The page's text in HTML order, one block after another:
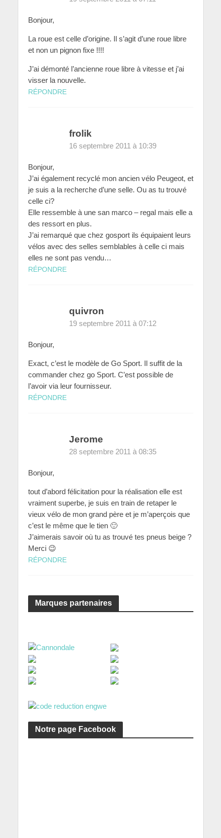
Bonjour,
La roue est celle d’origine. Il s’agit d’une roue libre
et non un pignon fixe !!!!
J’ai démonté l’ancienne roue libre à vitesse et j’ai
visser la nouvelle.
RÉPONDRE
frolik
16 septembre 2011 à 10:39
Bonjour,
J’ai également recyclé mon ancien vélo Peugeot, et
je suis a la recherche d’une selle. Ou as tu trouvé
celle ci?
Elle ressemble à une san marco – regal mais elle a
des ressort en plus.
J’ai remarqué que chez gosport ils équipaient leurs
vélos avec des selles semblables à celle ci mais
elles ne sont pas vendu…
RÉPONDRE
quivron
19 septembre 2011 à 07:12
Bonjour,
Exact, c’est le modèle de Go Sport. Il suffit de la
commander chez go Sport. C’est possible de
l’avoir via leur fournisseur.
RÉPONDRE
Jerome
28 septembre 2011 à 08:35
Bonjour,
tout d’abord félicitation pour la réalisation elle est
vraiment superbe, je suis en train de retaper le
vieux vélo de mon grand père et je m’aperçois que
c’est le même que le tien 🙂
J’aimerais savoir où tu as trouvé tes pneus beige ?
Merci 😉
RÉPONDRE
Marques partenaires
Notre page Facebook